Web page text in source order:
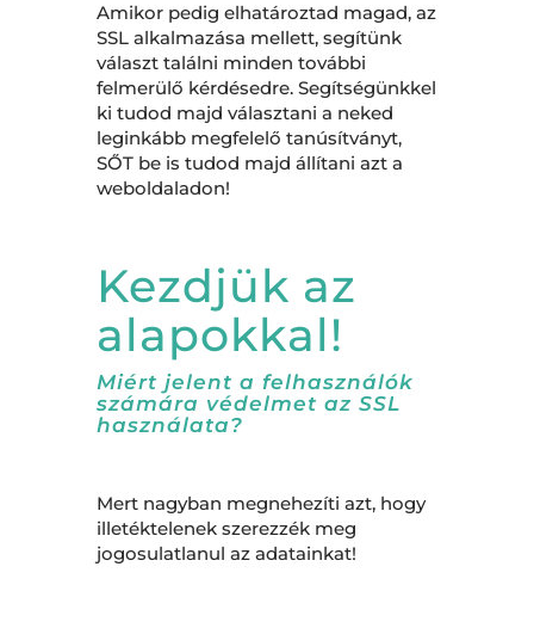
Amikor pedig elhatároztad magad, az
SSL alkalmazása mellett, segítünk
választ találni minden további
felmerülő kérdésedre. Segítségünkkel
ki tudod majd választani a neked
leginkább megfelelő tanúsítványt,
SŐT be is tudod majd állítani azt a
weboldaladon!
Kezdjük az
alapokkal!
Miért jelent a felhasználók
számára védelmet az SSL
használata?
Mert nagyban megnehezíti azt, hogy
illetéktelenek szerezzék meg
jogosulatlanul az adatainkat!